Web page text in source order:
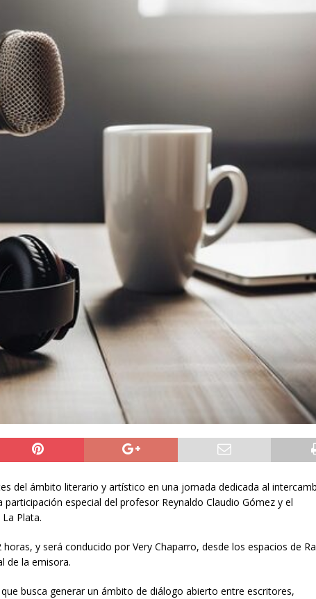
del ámbito literario y artístico en una jornada dedicada al
especial del profesor Reynaldo Claudio Gómez y el
Plata.
y será conducido por Very Chaparro, desde los espacios de
de la emisora.
busca generar un ámbito de diálogo abierto entre escritores,